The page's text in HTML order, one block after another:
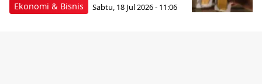
Ekonomi & Bisnis Sabtu, 18 Jul 2026 - 11:06